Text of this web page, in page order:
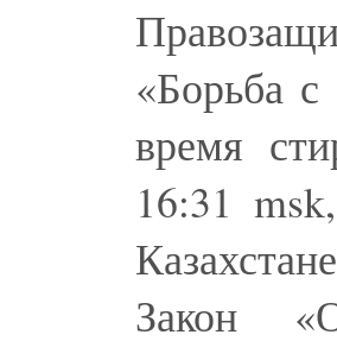
«Борьба
время
16:31
Закон